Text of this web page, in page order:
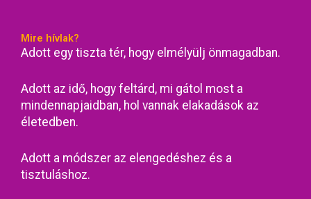
Mire hívlak?
Adott egy tiszta tér, hogy elmélyülj önmagadban.
Adott az idő, hogy feltárd, mi gátol most a
mindennapjaidban, hol vannak elakadások az
életedben.
Adott a módszer az elengedéshez és a
tisztuláshoz.